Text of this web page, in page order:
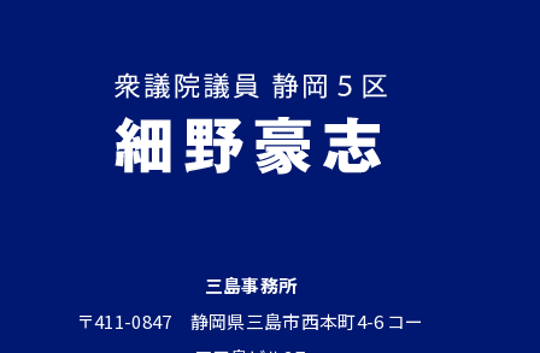
三島事務所
〒411-0847 静岡県三島市西本町4-6 コー